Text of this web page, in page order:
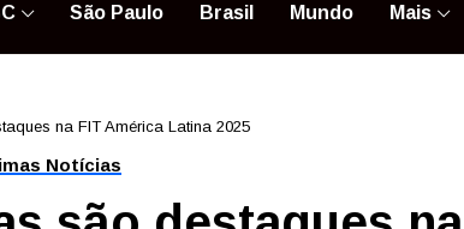
São Paulo Brasil Mundo Mais
na FIT América Latina 2025
Notícias